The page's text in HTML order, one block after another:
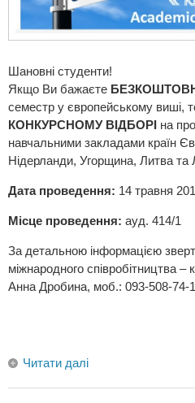
Шановні студенти!
Якщо Ви бажаєте
семестр у європейському виші,
КОНКУРСНОМУ ВІДБОРІ на
навчальними закладами країн
Нідерланди, Угорщина, Литва та
Дата проведення: 14 травня
Місце проведення: ауд. 414/1
За детальною інформацією
міжнародного співробітництва –
Анна Дробина, моб.: 093-508-74-
Читати далі